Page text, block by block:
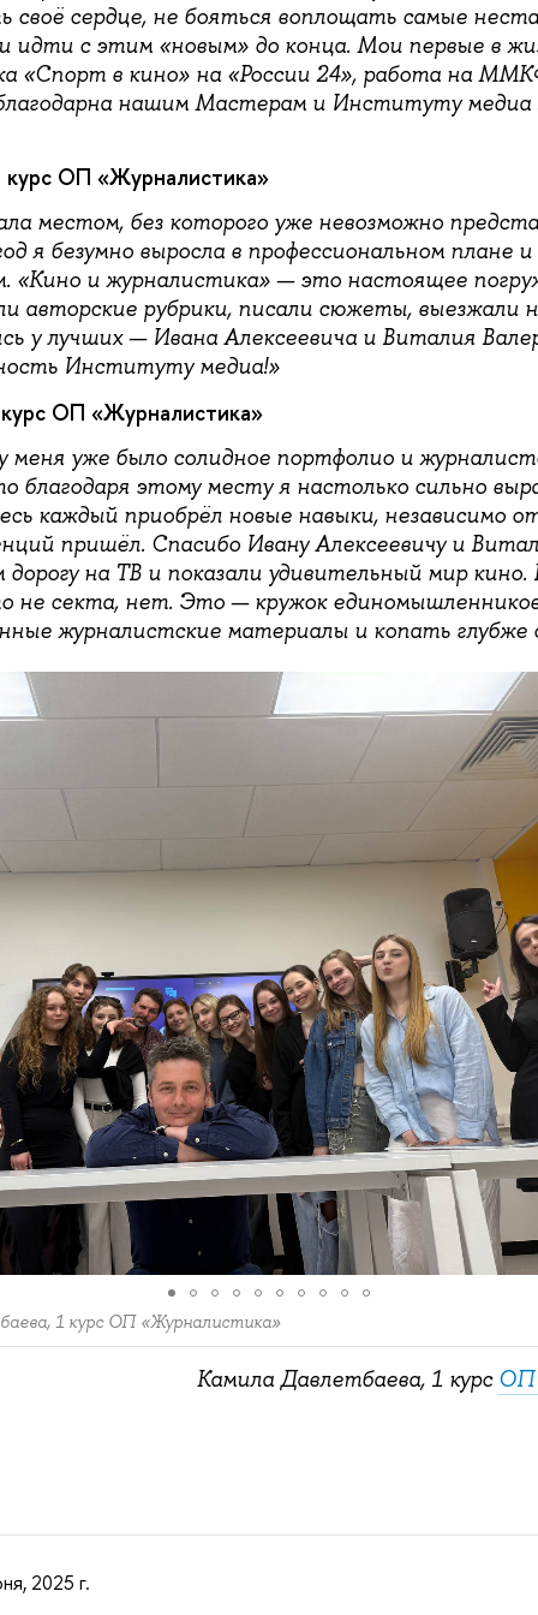
своё сердце, не бояться воплощать самые
и идти с этим «новым» до конца. Мои первые в
«Спорт в кино» на «России 24», работа на
нашим Мастерам и Институту медиа
курс ОП «Журналистика»
местом, без которого уже невозможно
я безумно выросла в профессиональном плане и
и журналистика» — это настоящее
авторские рубрики, писали сюжеты, выезжали
у лучших — Ивана Алексеевича и Виталия
Институту медиа!»
ОП «Журналистика»
меня уже было солидное портфолио и
благодаря этому месту я настолько сильно
каждый приобрёл новые навыки, независимо
пришёл. Спасибо Ивану Алексеевичу и
на ТВ и показали удивительный мир
не секта, нет. Это — кружок
журналистские материалы и копать глубже
1 курс ОП «Журналистика»
Камила Давлетбаева, 1 курс ОП
2025 г.